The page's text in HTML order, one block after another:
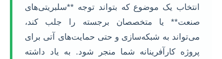
انتخاب یک موضوع که بتواند توجه **سلبریتی‌های
صنعت** یا متخصصان برجسته را جلب کند،
می‌تواند به شبکه‌سازی و حتی حمایت‌های آتی برای
پروژه کارآفرینانه شما منجر شود. به یاد داشته